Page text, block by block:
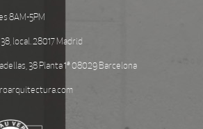
8AM-5PM
local. 28017 Madrid
38 Planta 1ª 08029 Barcelona